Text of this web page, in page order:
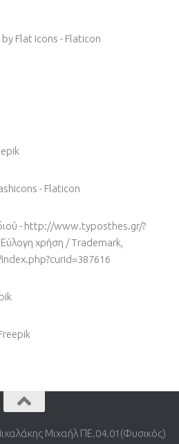
Flat Icons - Flaticon
- Flaticon
- http://www.typosthes.gr/?
χρήση / Trademark,
Μιχαήλ ΠΕ.04.01(Φυσικός)